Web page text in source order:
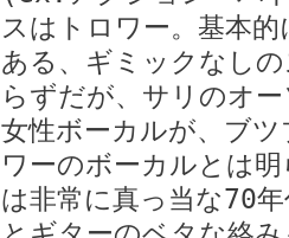
スはトロワー。基本
ある、ギミックなし
らずだが、サリのオ
女性ボーカルが、ブ
ワーのボーカルとは
は非常に真っ当な70